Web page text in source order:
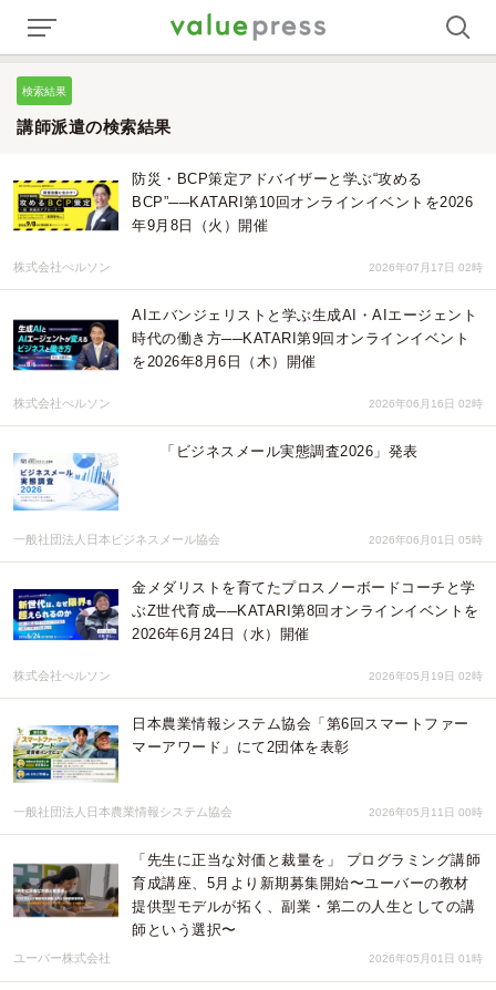
検索結果
講師派遣の検索結果
防災・BCP策定アドバイザーと学ぶ“攻める
BCP”──KATARI第10回オンラインイベントを2026
年9月8日（火）開催
株式会社ぺルソン 2026年07月17日 02時
AIエバンジェリストと学ぶ生成AI・AIエージェント
時代の働き方──KATARI第9回オンラインイベント
を2026年8月6日（木）開催
株式会社ぺルソン 2026年06月16日 02時
「ビジネスメール実態調査2026」発表
一般社団法人日本ビジネスメール協会 2026年06月01日 05時
金メダリストを育てたプロスノーボードコーチと学
ぶZ世代育成──KATARI第8回オンラインイベントを
2026年6月24日（水）開催
株式会社ぺルソン 2026年05月19日 02時
日本農業情報システム協会「第6回スマートファー
マーアワード」にて2団体を表彰
一般社団法人日本農業情報システム協会 2026年05月11日 00時
「先生に正当な対価と裁量を」 プログラミング講師
育成講座、5月より新期募集開始〜ユーバーの教材
提供型モデルが拓く、副業・第二の人生としての講
師という選択〜
ユーバー株式会社 2026年05月01日 01時